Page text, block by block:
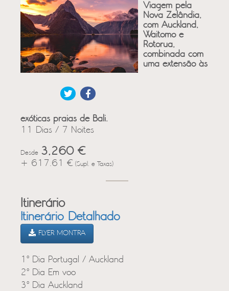
Viagem pela
Nova Zelândia,
com Auckland,
Waitomo e
Rotorua,
combinada com
uma extensão às
exóticas praias de Bali.
11 Dias / 7 Noites
Desde 3,260 €
+ 617.61 € (Supl. e Taxas)
Itinerário
Itinerário Detalhado
FLYER MONTRA
1º Dia Portugal / Auckland
2º Dia Em voo
3º Dia Auckland